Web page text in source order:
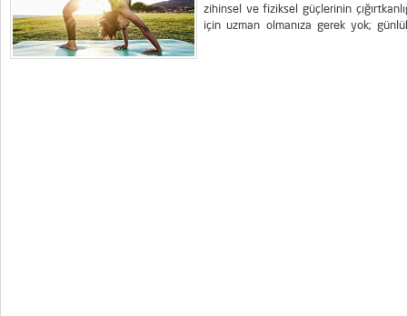
zihinsel ve fiziksel güçlerinin
için uzman olmanıza gerek yok;